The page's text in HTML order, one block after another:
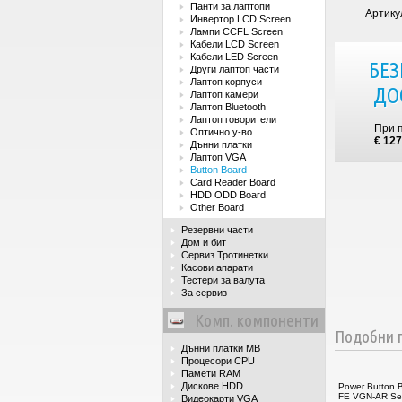
Панти за лаптопи
Инвертор LCD Screen
Лампи CCFL Screen
Кабели LCD Screen
Кабели LED Screen
Други лаптоп части
Лаптоп корпуси
Лаптоп камери
Лаптоп Bluetooth
Лаптоп говорители
Оптично у-во
Дънни платки
Лаптоп VGA
Button Board
Card Reader Board
HDD ODD Board
Other Board
Резервни части
Дом и бит
Сервиз Тротинетки
Касови апарати
Тестери за валута
За сервиз
Комп. компоненти
Дънни платки MB
Процесори CPU
Памети RAM
Дискове HDD
Видеокарти VGA
При
€
Подобни
Power Button
FE VGN-AR